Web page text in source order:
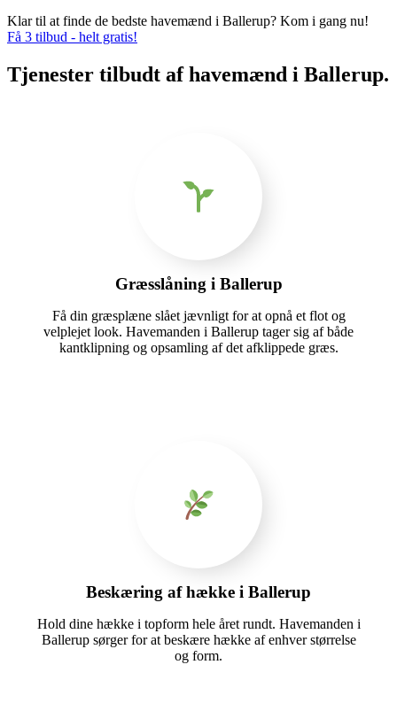
Klar til at finde de bedste havemænd i Ballerup? Kom i gang nu!
Få 3 tilbud - helt gratis!
Tjenester tilbudt af havemænd i Ballerup.
Græsslåning i Ballerup
Få din græsplæne slået jævnligt for at opnå et flot og
velplejet look. Havemanden i Ballerup tager sig af både
kantklipning og opsamling af det afklippede græs.
Beskæring af hække i Ballerup
Hold dine hække i topform hele året rundt. Havemanden i
Ballerup sørger for at beskære hække af enhver størrelse
og form.